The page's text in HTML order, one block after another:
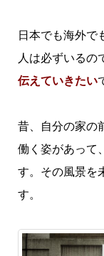
日本でも海外で
人は必ずいるの
伝えていきたい
昔、自分の家の
働く姿があって
す。その風景を
す。